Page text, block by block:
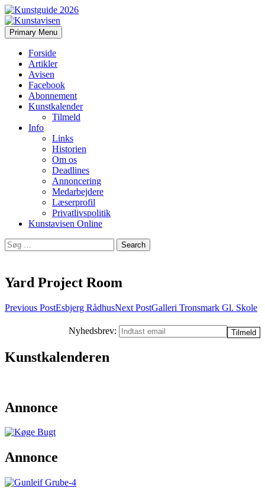
Kunstavisen
Search
Primary Menu Skip
to
Forside
Artikler
Avisen
Facebook
Abonnement
Kunstkalender
Tilmeld
Info
Links
Historien
Om os
Deadlines
Annoncering
Medarbejdere
Læserprofil
Privatlivspolitik
Kunstavisen Online
Search
for:
Yard Project Room
Post
Previous PostEsbjerg RådhusNext PostGalleri Tronsmark Gl. Skole
Nyhedsbrev:
Kunstkalenderen
Annonce
Annonce